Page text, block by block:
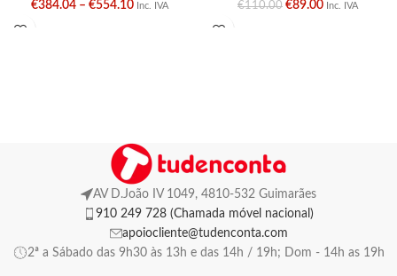
€384.04 – €554.10 Inc. IVA €110.00 €89.00 Inc. IVA
AV D.João IV 1049, 4810-532 Guimarães
910 249 728 (Chamada móvel nacional)
apoiocliente@tudenconta.com
2ª a Sábado das 9h30 às 13h e das 14h / 19h; Dom - 14h as 19h